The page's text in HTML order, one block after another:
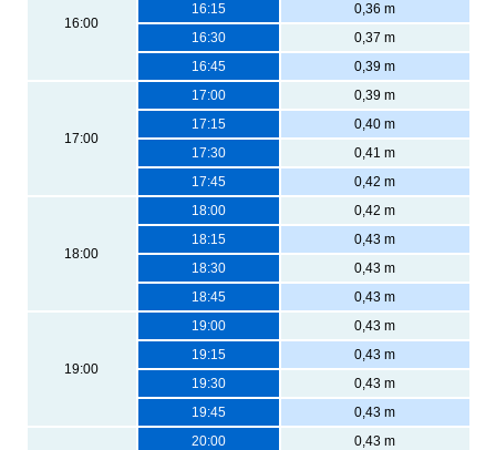
16:00
16:15
0,36 m
16:30
0,37 m
16:45
0,39 m
17:00
17:00
0,39 m
17:15
0,40 m
17:30
0,41 m
17:45
0,42 m
18:00
18:00
0,42 m
18:15
0,43 m
18:30
0,43 m
18:45
0,43 m
19:00
19:00
0,43 m
19:15
0,43 m
19:30
0,43 m
19:45
0,43 m
20:00
0,43 m